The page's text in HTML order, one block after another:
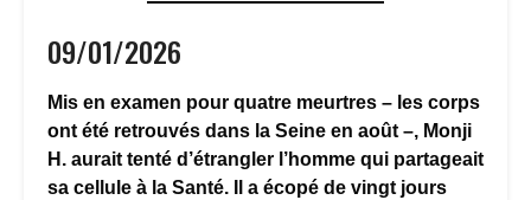
09/01/2026
Mis en examen pour quatre meurtres – les corps
ont été retrouvés dans la Seine en août –, Monji
H. aurait tenté d’étrangler l’homme qui partageait
sa cellule à la Santé. Il a écopé de vingt jours